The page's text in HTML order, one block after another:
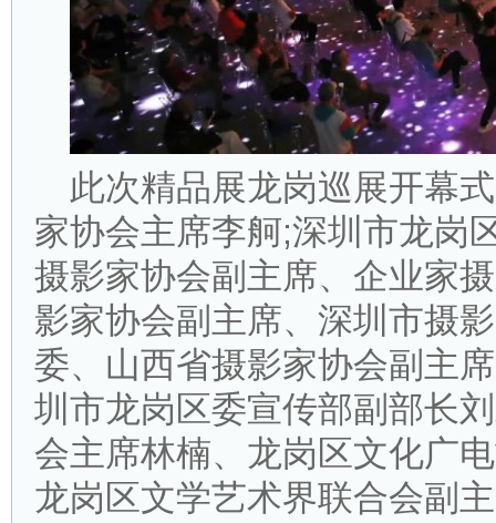
此次精品展龙岗巡展开幕
家协会主席李舸;深圳市龙岗
摄影家协会副主席、企业家
影家协会副主席、深圳市摄
委、山西省摄影家协会副主
圳市龙岗区委宣传部副部长
会主席林楠、龙岗区文化广
龙岗区文学艺术界联合会副